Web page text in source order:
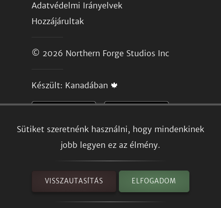
Sütiket szeretnénk használni, hogy mindenkinek
jobb legyen ez az élmény.
VISSZAUTASÍTÁS ELFOGADOM
Adatvédelmi Irányelvek
Hozzájárultak
© 2026 Northern Forge Studios Inc
Készült: Kanadában 🍁